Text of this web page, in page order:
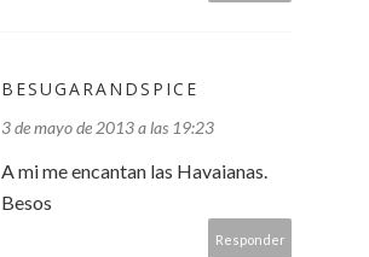
BESUGARANDSPICE
3 de mayo de 2013 a las 19:23
A mi me encantan las Havaianas.
Besos
Responder